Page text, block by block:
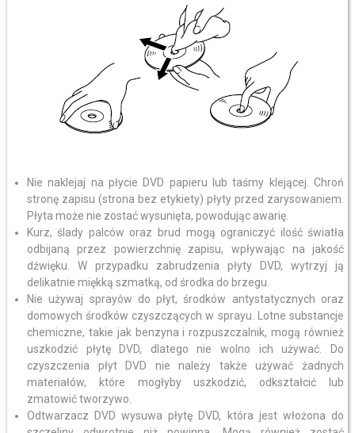
Nie naklejaj na płycie DVD papieru lub taśmy klejącej. Chroń
stronę zapisu (strona bez etykiety) płyty przed zarysowaniem.
Płyta może nie zostać wysunięta, powodując awarię.
Kurz, ślady palców oraz brud mogą ograniczyć ilość światła
odbijaną przez powierzchnię zapisu, wpływając na jakość
dźwięku. W przypadku zabrudzenia płyty DVD, wytrzyj ją
delikatnie miękką szmatką, od środka do brzegu.
Nie używaj sprayów do płyt, środków antystatycznych oraz
domowych środków czyszczących w sprayu. Lotne substancje
chemiczne, takie jak benzyna i rozpuszczalnik, mogą również
uszkodzić płytę DVD, dlatego nie wolno ich używać. Do
czyszczenia płyt DVD nie należy także używać żadnych
materiałów, które mogłyby uszkodzić, odkształcić lub
zmatowić tworzywo.
Odtwarzacz DVD wysuwa płytę DVD, która jest włożona do